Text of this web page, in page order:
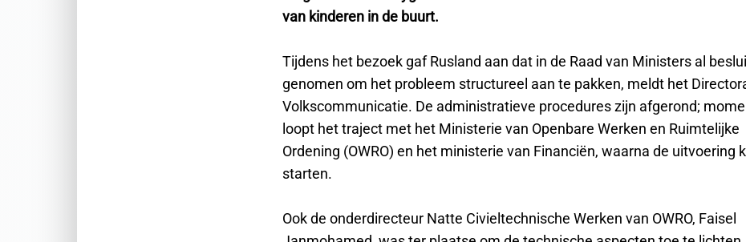
van kinderen in de buurt.
Tijdens het bezoek gaf Rusland aan dat in de Raad van Ministers al
genomen om het probleem structureel aan te pakken, meldt het
Volkscommunicatie. De administratieve procedures zijn afgerond;
loopt het traject met het Ministerie van Openbare Werken en Ruimtelijke
Ordening (OWRO) en het ministerie van Financiën, waarna de uitvoering
starten.
Ook de onderdirecteur Natte Civieltechnische Werken van OWRO, Faisel